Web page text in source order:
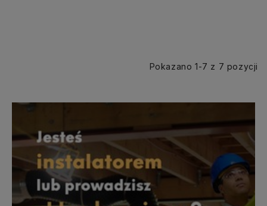
Pokazano 1-7 z 7 pozycji